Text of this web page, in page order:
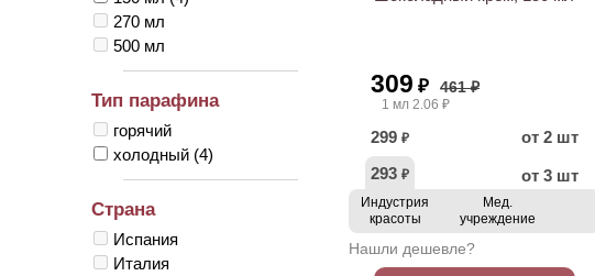
270 мл
500 мл
Тип парафина
горячий
холодный (4)
Страна
Испания
Италия
309 ₽ 461 ₽
1 мл 2.06 ₽
299 ₽
от 2 шт
293 ₽ от 3 шт
Индустрия
красоты
Мед.
учреждение
Нашли дешевле?